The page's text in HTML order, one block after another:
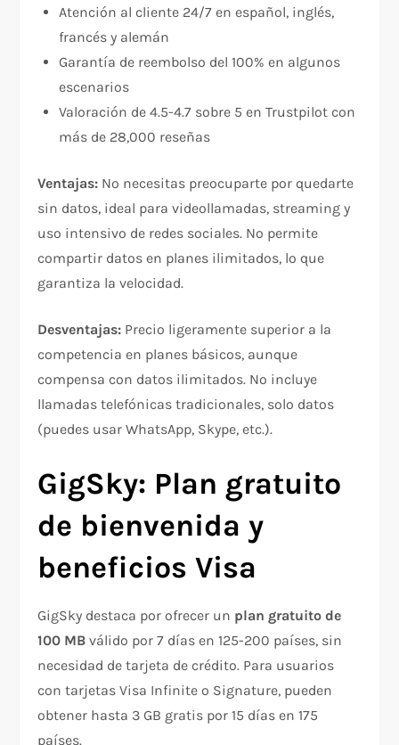
Atención al cliente 24/7 en español, inglés,
francés y alemán​
Garantía de reembolso del 100% en algunos
escenarios​
Valoración de 4.5-4.7 sobre 5 en Trustpilot con
más de 28,000 reseñas​
Ventajas: No necesitas preocuparte por quedarte
sin datos, ideal para videollamadas, streaming y
uso intensivo de redes sociales. No permite
compartir datos en planes ilimitados, lo que
garantiza la velocidad.​
Desventajas: Precio ligeramente superior a la
competencia en planes básicos, aunque
compensa con datos ilimitados. No incluye
llamadas telefónicas tradicionales, solo datos
(puedes usar WhatsApp, Skype, etc.).​
GigSky: Plan gratuito
de bienvenida y
beneficios Visa
GigSky destaca por ofrecer un plan gratuito de
100 MB válido por 7 días en 125-200 países, sin
necesidad de tarjeta de crédito. Para usuarios
con tarjetas Visa Infinite o Signature, pueden
obtener hasta 3 GB gratis por 15 días en 175
países.​